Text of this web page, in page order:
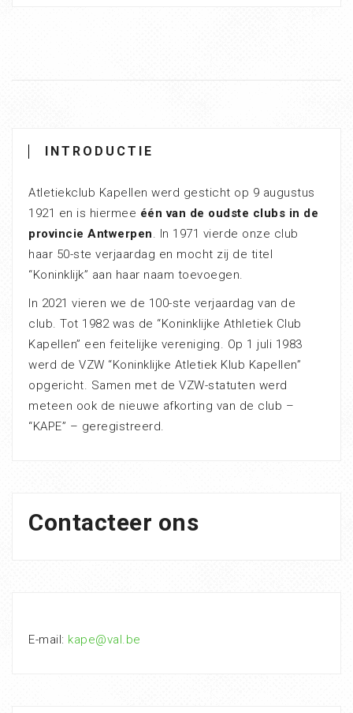
INTRODUCTIE
Atletiekclub Kapellen werd gesticht op 9 augustus
1921 en is hiermee één van de oudste clubs in de
provincie Antwerpen. In 1971 vierde onze club
haar 50-ste verjaardag en mocht zij de titel
“Koninklijk” aan haar naam toevoegen.
In 2021 vieren we de 100-ste verjaardag van de
club. Tot 1982 was de “Koninklijke Athletiek Club
Kapellen” een feitelijke vereniging. Op 1 juli 1983
werd de VZW “Koninklijke Atletiek Klub Kapellen”
opgericht. Samen met de VZW-statuten werd
meteen ook de nieuwe afkorting van de club –
“KAPE” – geregistreerd.
Contacteer ons
E-mail: kape@val.be